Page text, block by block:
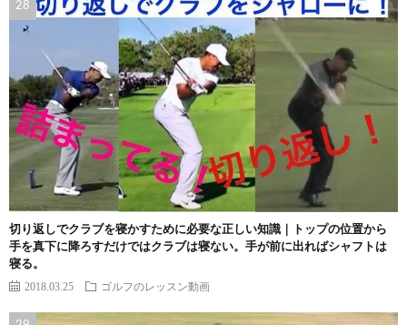
切り返しでクラブを寝かすために必要な正しい知識｜トップの位置から
手を真下に降ろすだけではクラブは寝ない。手が前に出ればシャフトは
寝る。
2018.03.25 ゴルフのレッスン動画